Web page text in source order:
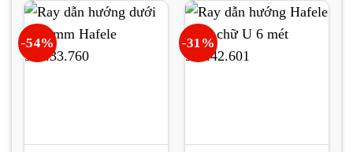
-54% -31%